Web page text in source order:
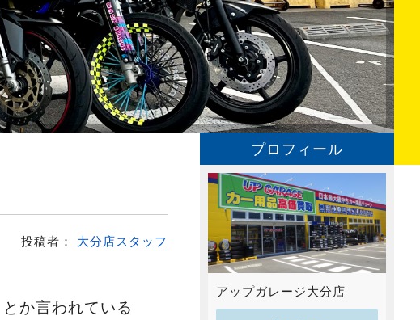
投稿者： 大分店スタッフ
とか言われている
プロフィール
アップガレージ大分店